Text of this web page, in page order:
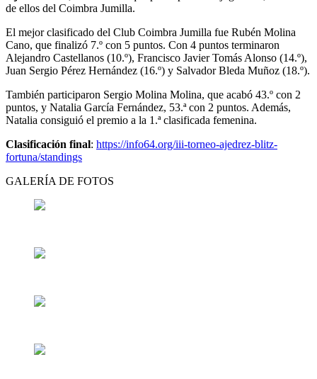
de ellos del Coimbra Jumilla.
El mejor clasificado del Club Coimbra Jumilla fue Rubén Molina
Cano, que finalizó 7.º con 5 puntos. Con 4 puntos terminaron
Alejandro Castellanos (10.º), Francisco Javier Tomás Alonso (14.º),
Juan Sergio Pérez Hernández (16.º) y Salvador Bleda Muñoz (18.º).
También participaron Sergio Molina Molina, que acabó 43.º con 2
puntos, y Natalia García Fernández, 53.ª con 2 puntos. Además,
Natalia consiguió el premio a la 1.ª clasificada femenina.
Clasificación final: https://info64.org/iii-torneo-ajedrez-blitz-
fortuna/standings
GALERÍA DE FOTOS